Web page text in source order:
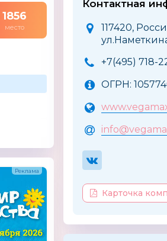
1856
место
Контактная
117420,
+7(495) 718-
ОГРН:
Карточка